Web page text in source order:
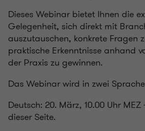
Dieses Webinar bietet Ihnen die
Gelegenheit, sich direkt mit
auszutauschen, konkrete Fragen
praktische Erkenntnisse anhand
der Praxis zu gewinnen.
Das Webinar wird in zwei
Deutsch: 20. März, 10.00 Uhr
dieser Seite.